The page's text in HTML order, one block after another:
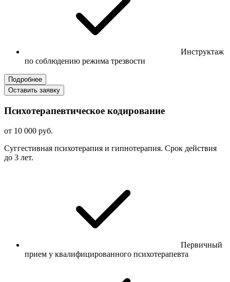
Инструктаж
по соблюдению режима трезвости
Подробнее
Оставить заявку
Психотерапевтическое кодирование
от 10 000 руб.
Суггестивная психотерапия и гипнотерапия. Срок действия
до 3 лет.
Первичный
прием у квалифицированного психотерапевта